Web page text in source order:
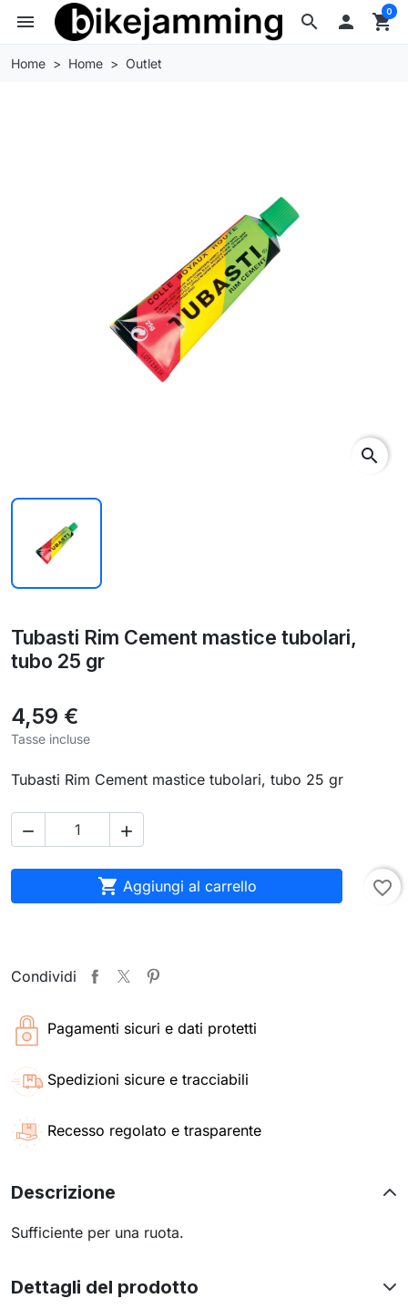
search
menu  shopping_cart
0
Home Home Outlet
search
Tubasti Rim Cement mastice tubolari,
tubo 25 gr
4,59 €
Tasse incluse
Tubasti Rim Cement mastice tubolari, tubo 25 gr
 
 Aggiungi al carrello favorite_border
Condividi
Pagamenti sicuri e dati protetti
Spedizioni sicure e tracciabili
Recesso regolato e trasparente
Descrizione
Sufficiente per una ruota.
Dettagli del prodotto